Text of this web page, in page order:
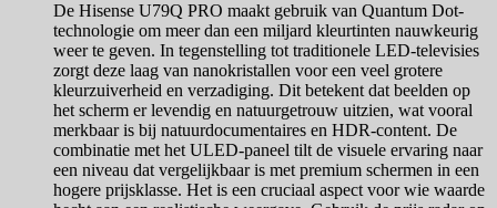
De Hisense U79Q PRO maakt gebruik van Quantum Dot-
technologie om meer dan een miljard kleurtinten nauwkeurig
weer te geven. In tegenstelling tot traditionele LED-televisies
zorgt deze laag van nanokristallen voor een veel grotere
kleurzuiverheid en verzadiging. Dit betekent dat beelden op
het scherm er levendig en natuurgetrouw uitzien, wat vooral
merkbaar is bij natuurdocumentaires en HDR-content. De
combinatie met het ULED-paneel tilt de visuele ervaring naar
een niveau dat vergelijkbaar is met premium schermen in een
hogere prijsklasse. Het is een cruciaal aspect voor wie waarde